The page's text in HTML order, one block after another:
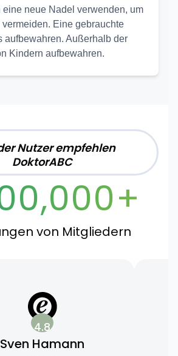
eine neue Nadel verwenden, um
vermeiden. Eine gebrauchte
aufbewahren. Außerhalb der
Kindern aufbewahren.
Nutzer empfehlen
DoktorABC
von Mitgliedern
4.8
Sven Hamann